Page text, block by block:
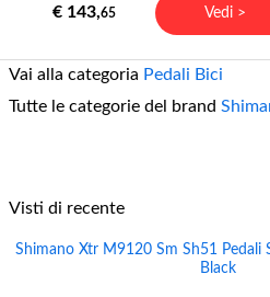
€ 143,65 Vedi >
Vai alla categoria Pedali Bici
Tutte le categorie del brand
Visti di recente
Shimano Xtr M9120 Sm Sh51 Pedali
Black